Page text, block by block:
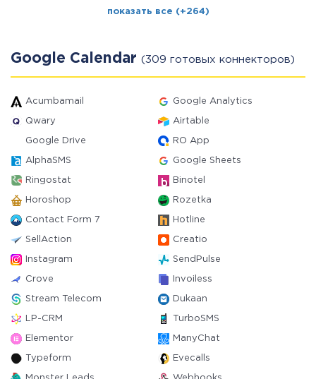
показать все (+264)
Google Calendar (309 готовых коннекторов)
Acumbamail Google Analytics
Qwary Airtable
Google Drive RO App
AlphaSMS Google Sheets
Ringostat Binotel
Horoshop Rozetka
Contact Form 7 Hotline
SellAction Creatio
Instagram SendPulse
Crove Invoiless
Stream Telecom Dukaan
LP-CRM TurboSMS
Elementor ManyChat
Typeform Evecalls